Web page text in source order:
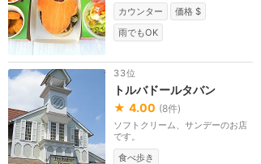
カウンター
価格 $
雨でもOK
33位
トルバドールタバン
★ 4.00 (8件)
ソフトクリーム、サンデーのお店
です。
食べ歩き